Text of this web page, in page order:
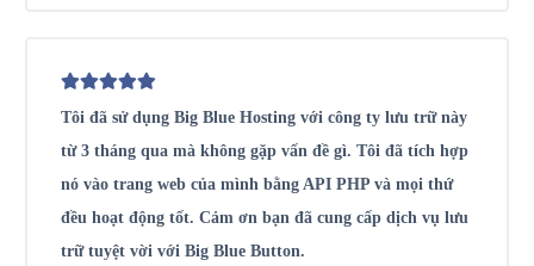
Tôi đã sử dụng Big Blue Hosting với công ty lưu trữ này
từ 3 tháng qua mà không gặp vấn đề gì. Tôi đã tích hợp
nó vào trang web của mình bằng API PHP và mọi thứ
đều hoạt động tốt. Cảm ơn bạn đã cung cấp dịch vụ lưu
trữ tuyệt vời với Big Blue Button.